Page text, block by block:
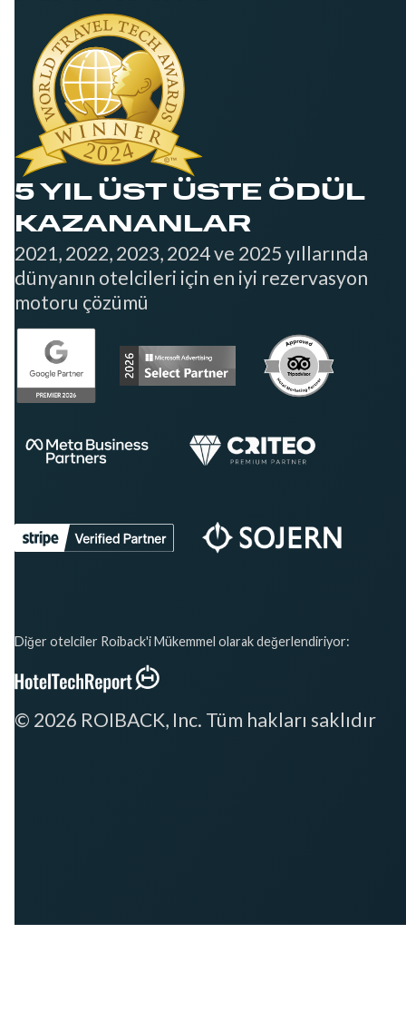
5 YIL ÜST ÜSTE ÖDÜL
KAZANANLAR
2021, 2022, 2023, 2024 ve 2025 yıllarında
dünyanın otelcileri için en iyi rezervasyon
motoru çözümü
Diğer otelciler Roiback'i Mükemmel olarak değerlendiriyor:
© 2026 ROIBACK, Inc. Tüm hakları saklıdır